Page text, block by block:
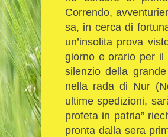
Correndo,
sa, in cerca di
un’insolita prova
giorno e orario per il
silenzio della
nella rada di Nur
ultime spedizioni,
profeta in patria”
pronta dalla sera